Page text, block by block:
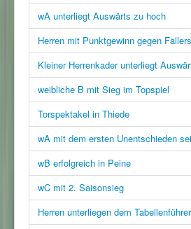
wA unterliegt Auswärts zu hoch
Herren mit Punktgewinn gegen
Kleiner Herrenkader unterliegt
weibliche B mit Sieg im Topspiel
Torspektakel in Thiede
wA mit dem ersten Unentschieden
wB erfolgreich in Peine
wC mit 2. Saisonsieg
Herren unterliegen dem Tabellenführer